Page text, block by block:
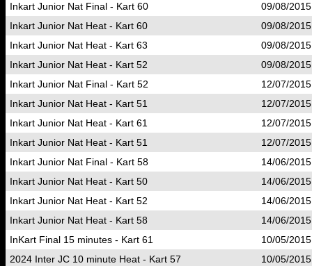
Inkart Junior Nat Final - Kart 60
09/08/
Inkart Junior Nat Heat - Kart 60
09/08/
Inkart Junior Nat Heat - Kart 63
09/08/
Inkart Junior Nat Heat - Kart 52
09/08/
Inkart Junior Nat Final - Kart 52
12/07/
Inkart Junior Nat Heat - Kart 51
12/07/
Inkart Junior Nat Heat - Kart 61
12/07/
Inkart Junior Nat Heat - Kart 51
12/07/
Inkart Junior Nat Final - Kart 58
14/06/
Inkart Junior Nat Heat - Kart 50
14/06/
Inkart Junior Nat Heat - Kart 52
14/06/
Inkart Junior Nat Heat - Kart 58
14/06/
InKart Final 15 minutes - Kart 61
10/05/
2024 Inter JC 10 minute Heat - Kart 57
10/05/